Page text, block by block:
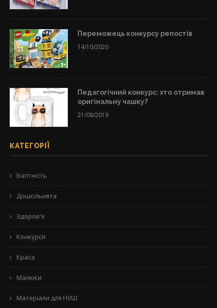
Переможець конкурсу репостів
14/10/2020
Педагогічний конкурс: хто отримав
оригінальну чашку?
21/08/2019
КАТЕГОРІЇ
Вагітність
Дошкільнята
Здоров'я
Конкурси
Краса
Малюки
Матеріали для НУШ